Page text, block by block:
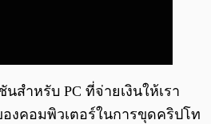
สำหรับ PC ที่จ่ายเงินให้เรา
งคอมพิวเตอร์ในการขุดคริปโท